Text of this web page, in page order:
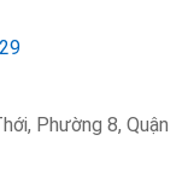
Phường 8, Quận